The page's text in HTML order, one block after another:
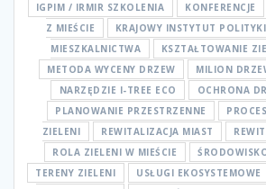
IGPIM / IRMIR SZKOLENIA
KONFERENCJE
Z MIEŚCIE
KRAJOWY INSTYTUT
MIESZKALNICTWA
KSZTAŁTOWANIE
METODA WYCENY DRZEW
MILION
NARZĘDZIE I-TREE ECO
OCHRONA
PLANOWANIE PRZESTRZENNE
ZIELENI
REWITALIZACJA MIAST
ROLA ZIELENI W MIEŚCIE
TERENY ZIELENI
USŁUGI EKOSYSTEMOWE